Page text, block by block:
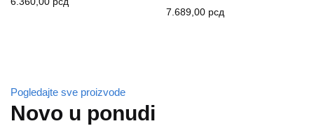
7.689,00 рсд
Pogledajte sve proizvode
Novo u ponudi